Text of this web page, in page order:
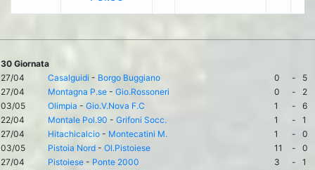
30 Giornata
27/04
Casalguidi - Borgo Buggiano 0 -
5
27/04
Montagna P.se - Gio.Rossoneri 0 -
2
03/05
Olimpia - Gio.V.Nova F.C 1 -
6
22/04
Montale Pol.90 - Grifoni Socc. 1 -
1
27/04
Hitachicalcio - Montecatini M. 1 -
0
03/05
Pistoia Nord - Ol.Pistoiese 11 -
0
27/04
Pistoiese - Ponte 2000 3 -
1